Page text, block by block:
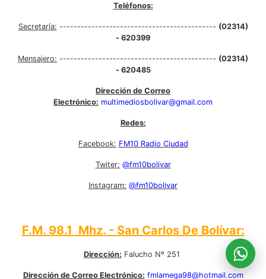
Teléfonos:
Secretaría: -------------------------------------------- (02314)
- 620399
Mensajero: -------------------------------------------- (02314)
- 620485
Dirección de Correo
Electrónico: multimediosbolivar@gmail.com
Redes:
Facebook: FM10 Radio Ciudad
Twiter: @fm10bolivar
Instagram: @fm10bolivar
F.M. 98.1 Mhz. - San Carlos De Bolívar:
Dirección: Falucho Nº 251
Dirección de Correo Electrónico: fmlamega98@hotmail.com